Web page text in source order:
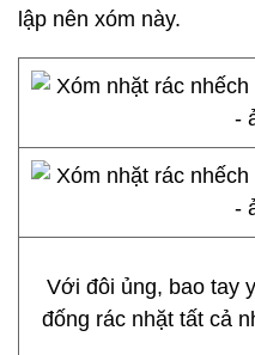
lập nên xóm này.
Với đôi ủng, bao tay
đống rác nhặt tất cả